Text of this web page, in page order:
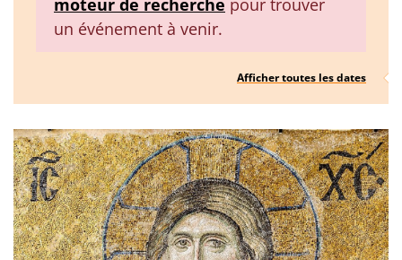
moteur de recherche pour trouver
un événement à venir.
Afficher toutes les dates